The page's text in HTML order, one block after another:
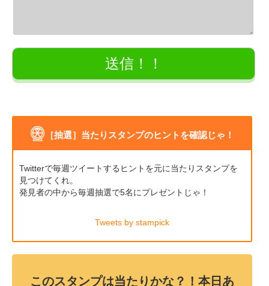
［抽選］当たりスタンプのヒントを確認じゃ！
Twitterで毎週ツイートするヒントを元に当たりスタンプを
見つけてくれ。
発見者の中から毎週抽選で5名にプレゼントじゃ！
Tweets by stampick
このスタンプは当たりかな？！本日あ